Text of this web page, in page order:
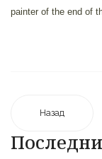
painter of the end of
Назад